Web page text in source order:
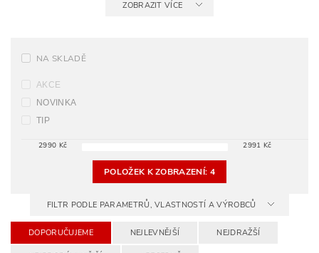
ZOBRAZIT VÍCE
NA SKLADĚ
AKCE
NOVINKA
TIP
2990 Kč 2991 Kč
POLOŽEK K ZOBRAZENÍ: 4
FILTR PODLE PARAMETRŮ, VLASTNOSTÍ A VÝROBCŮ
DOPORUČUJEME NEJLEVNĚJŠÍ NEJDRAŽŠÍ